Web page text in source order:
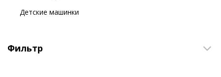
Детские машинки
Фильтр